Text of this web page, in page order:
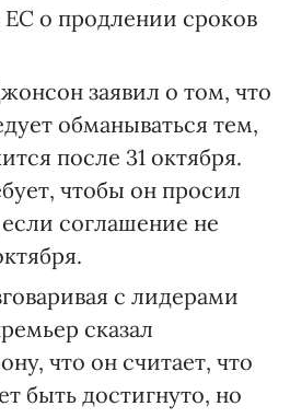
о продлении сроков
заявил о том, что
обманываться тем,
после 31 октября.
чтобы он просил
соглашение не
с лидерами
сказал
что он считает, что
быть достигнуто, но